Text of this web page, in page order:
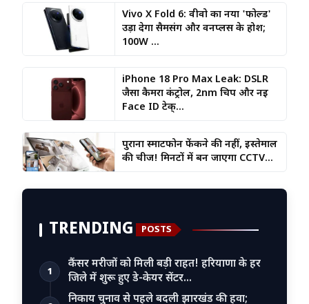
Vivo X Fold 6: वीवो का नया 'फोल्ड'
उड़ा देगा सैमसंग और वनप्लस के होश;
100W ...
iPhone 18 Pro Max Leak: DSLR
जैसा कैमरा कंट्रोल, 2nm चिप और नई
Face ID टेक्...
पुराना स्मार्टफोन फेंकने की नहीं, इस्तेमाल
की चीज! मिनटों में बन जाएगा CCTV...
TRENDING POSTS
1
कैंसर मरीजों को मिली बड़ी राहत! हरियाणा के हर
जिले में शुरू हुए डे-केयर सेंटर…
निकाय चुनाव से पहले बदली झारखंड की हवा;